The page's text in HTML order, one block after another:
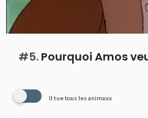
#5. Pourquoi Amos
Il tue tous les animaux